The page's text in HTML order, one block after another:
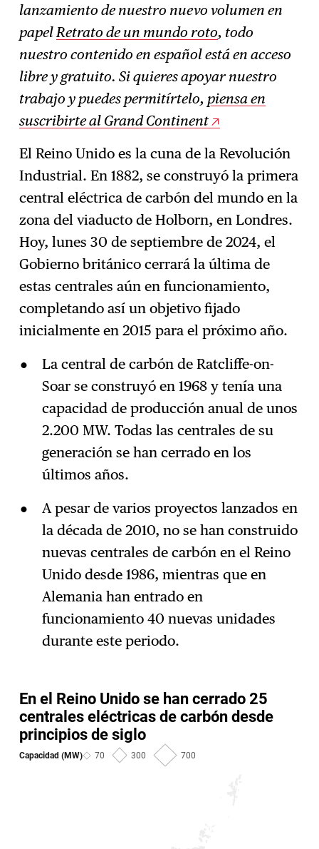
→ Suscríbase
lanzamiento de nuestro nuevo volumen en
papel Retrato de un mundo roto, todo
nuestro contenido en español está en acceso
libre y gratuito. Si quieres apoyar nuestro
trabajo y puedes permitírtelo, piensa en
suscribirte al Grand Continent
El Reino Unido es la cuna de la Revolución
Industrial. En 1882, se construyó la primera
central eléctrica de carbón del mundo en la
zona del viaducto de Holborn, en Londres.
Hoy, lunes 30 de septiembre de 2024, el
Gobierno británico cerrará la última de
estas centrales aún en funcionamiento,
completando así un objetivo fijado
inicialmente en 2015 para el próximo año.
La central de carbón de Ratcliffe-on-
Soar se construyó en 1968 y tenía una
capacidad de producción anual de unos
2.200 MW. Todas las centrales de su
generación se han cerrado en los
últimos años.
A pesar de varios proyectos lanzados en
la década de 2010, no se han construido
nuevas centrales de carbón en el Reino
Unido desde 1986, mientras que en
Alemania han entrado en
funcionamiento 40 nuevas unidades
durante este periodo.